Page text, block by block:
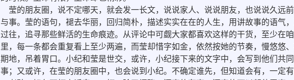
莹的朋友圈，说不定哪天，就会发一长文，说说家人、说说朋友，也说说久远
与事。莹的语句，褪去华丽，回归简朴，描述实实在在的人生，用讲故事的语气
过往，追寻那些鲜活的生命痕迹。从评论中可觑大家都喜欢这样的干货，至少在
里，每一条都会重复看上至少两遍，而莹却惜字如金，依然按她的节奏，慢悠悠
期地，吊着胃口。小纪和莹是世交，或许，小纪接下来的文字中，会写到他们共
事；又或许，在莹的朋友圈中，也会说到小纪。不确定谁先，但知道会有，一定有